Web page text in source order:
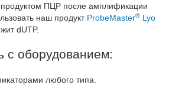
ПЦР после амплификации
наш продукт ProbeMaster® Lyo
dUTP.
с оборудованием:
любого типа.